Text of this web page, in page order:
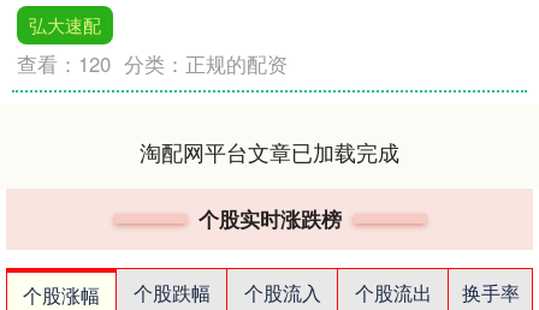
弘大速配
查看： 120 分类： 正规的配资
淘配网平台文章已加载完成
个股实时涨跌榜
个股涨幅 个股跌幅 个股流入 个股流出
换手率